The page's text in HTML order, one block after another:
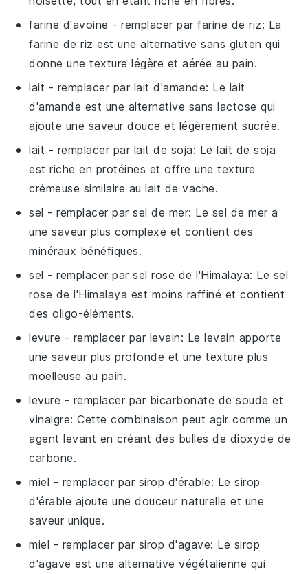
farine d'avoine - remplacer parfarine de riz: La
farine de riz est une alternative sans gluten qui
donne une texture légère et aérée au pain.
lait - remplacer par lait d'amande: Le lait
d'amande est une alternative sans lactose qui
ajoute une saveur douce et légèrement sucrée.
lait - remplacer par lait de soja: Le lait de soja
est riche en protéines et offre une texture
crémeuse similaire au lait de vache.
sel - remplacer parsel de mer: Le sel de mer a
une saveur plus complexe et contient des
minéraux bénéfiques.
sel - remplacer parsel rose de l'Himalaya: Le sel
rose de l'Himalaya est moins raffiné et contient
des oligo-éléments.
levure - remplacer par levain: Le levain apporte
une saveur plus profonde et une texture plus
moelleuse au pain.
levure - remplacer par bicarbonate de soude et
vinaigre: Cette combinaison peut agir comme un
agent levant en créant des bulles de dioxyde de
carbone.
miel - remplacer par sirop d'érable: Le sirop
d'érable ajoute une douceur naturelle et une
saveur unique.
miel - remplacer par sirop d'agave: Le sirop
d'agave est une alternative végétalienne qui